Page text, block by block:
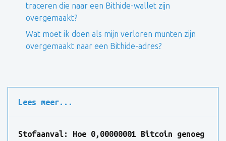
traceren die naar een Bithide-wallet zijn
overgemaakt?
Wat moet ik doen als mijn verloren munten zijn
overgemaakt naar een Bithide-adres?
Lees meer...
Stofaanval: Hoe 0,00000001 Bitcoin genoeg